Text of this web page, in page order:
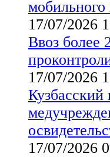
17/07/2026
Ввоз более
17/07/2026
Кузбасский
17/07/2026